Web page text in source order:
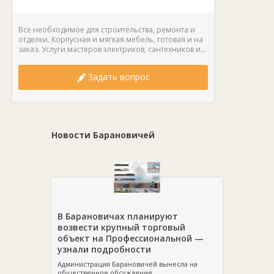
Все необходимое для строительства, ремонта и
отделки. Корпусная и мягкая мебель, готовая и на
заказ. Услуги мастеров электриков, сантехников и...
Задать вопрос
Новости Барановичей
В Барановичах планируют
возвести крупный торговый
объект на Профессиональной —
узнали подробности
Администрация Барановичей вынесла на